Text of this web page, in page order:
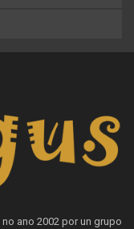
ano 2002 por un grupo